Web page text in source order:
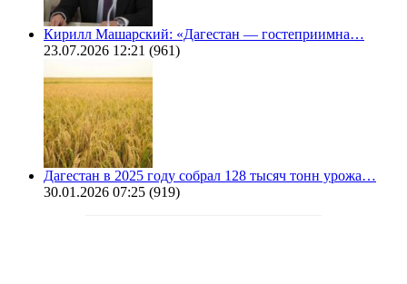
Кирилл Машарский: «Дагестан — гостеприимна…
23.07.2026 12:21 (961)
Дагестан в 2025 году собрал 128 тысяч тонн урожа…
30.01.2026 07:25 (919)